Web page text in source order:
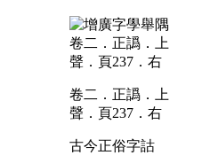
卷二．正譌．上
聲．頁237．右
古今正俗字詁